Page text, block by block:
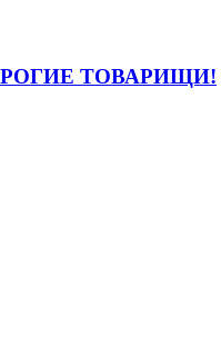
ТОВАРИЩИ!